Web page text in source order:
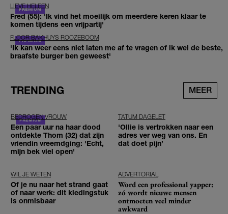
LIEVE HELEEN
Fred (55): 'Ik vind het moeilijk om meerdere keren klaar te
komen tijdens een vrijpartij'
FLOOR BAKHUYS ROOZEBOOM
'Ik kan weer eens niet laten me af te vragen of ik wel de beste,
braafste burger ben geweest'
TRENDING MEER
BEDROGEN VROUW
Een paar uur na haar dood
ontdekte Thom (32) dat zijn
vriendin vreemdging: 'Echt,
mijn bek viel open'
TATUM DAGELET
'Ollie is vertrokken naar een
adres ver weg van ons. En
dat doet pijn’
WIL JE WETEN
Of je nu naar het strand gaat
of naar werk: dit kledingstuk
is onmisbaar
ADVERTORIAL
Word een professional yapper:
zó wordt nieuwe mensen
ontmoeten veel minder
awkward